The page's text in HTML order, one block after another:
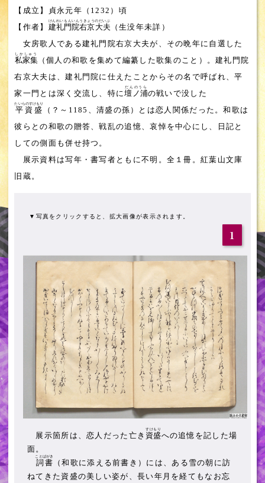
【成立】貞永元年（1232）頃
【作者】 建礼門院右京大夫
けんれいもんいんうきょうのだいぶ
（生没年未詳）
女房歌人である建礼門院右京大夫が、その晩年に自選した
私家集
しかしゅう
（個人の和歌を集めて編纂した歌集のこと）。建礼門院
右京大夫は、建礼門院に仕えたことからその名で呼ばれ、平
家一門とは深く交流し、特に壇ノ浦
だんのうら
の戦いで没した
平資盛
たいらのすけもり
（？～1185、清盛の孫）とは恋人関係だった。和歌は
彼らとの和歌の贈答、戦乱の追憶、哀悼を中心にし、日記と
しての側面も併せ持つ。
展示資料は写年・書写者ともに不明。全１冊。紅葉山文庫
旧蔵。
▼写真をクリックすると、拡大画像が表示されます。
1
展示箇所は、恋人だった亡き 資盛
すけもり
への追憶を記した場
面。
詞書
ことばがき
（和歌に添える前書き）には、ある雪の朝に訪
ねてきた資盛の美しい姿が、長い年月を経てもなお忘